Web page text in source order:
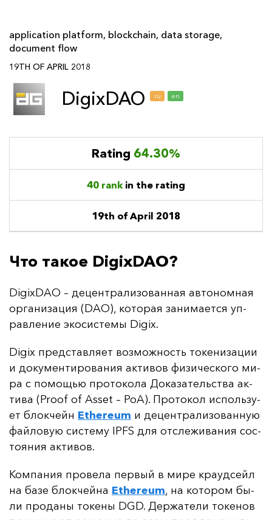
application platform, blockchain, data storage,
document flow
19TH OF APRIL 2018
DigixDAO ru en
Rating 64.30%
40 rank in the rating
19th of April 2018
Что такое DigixDAO?
DigixDAO – де­цен­тра­ли­зо­ван­ная ав­то­ном­ная
ор­га­ни­за­ция (DAO), ко­то­рая за­ни­ма­ет­ся уп­
рав­ле­ние эко­сис­те­мы Digix.
Digix пред­став­ля­ет воз­мож­ность то­ке­ни­за­ции
и до­ку­мен­ти­ро­ва­ния ак­ти­вов фи­зи­чес­ко­го ми­
ра с по­мощью про­то­ко­ла До­ка­за­тель­ства ак­
ти­ва (Proof of Asset – PoA). Про­то­кол ис­поль­зу­
ет блок­чейн Ethereum и де­цен­тра­ли­зо­ван­ную
фай­ло­вую сис­те­му IPFS для от­сле­жи­ва­ния сос­
то­яния ак­ти­вов.
Ком­па­ния про­ве­ла пер­вый в ми­ре кра­уд­сейл
на ба­зе блок­чей­на Ethereum, на ко­то­ром бы­
ли про­да­ны то­ке­ны DGD. Дер­жа­те­ли то­ке­нов